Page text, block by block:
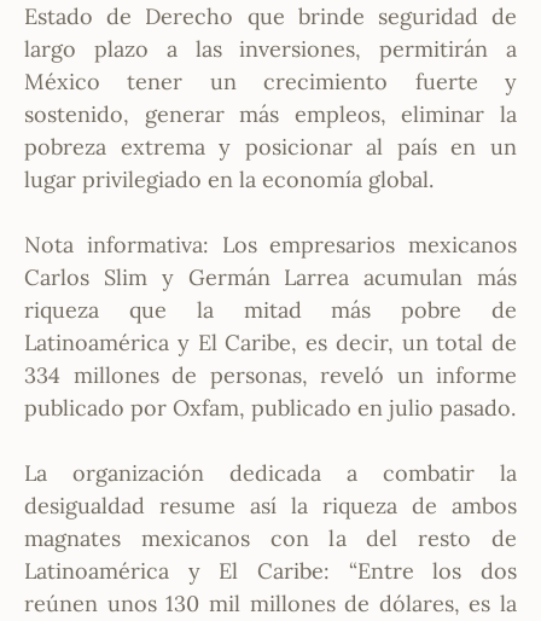
Estado de Derecho que brinde seguridad de
largo plazo a las inversiones, permitirán a
México tener un crecimiento fuerte y
sostenido, generar más empleos, eliminar la
pobreza extrema y posicionar al país en un
lugar privilegiado en la economía global.
Nota informativa: Los empresarios mexicanos
Carlos Slim y Germán Larrea acumulan más
riqueza que la mitad más pobre de
Latinoamérica y El Caribe, es decir, un total de
334 millones de personas, reveló un informe
publicado por Oxfam, publicado en julio pasado.
La organización dedicada a combatir la
desigualdad resume así la riqueza de ambos
magnates mexicanos con la del resto de
Latinoamérica y El Caribe: “Entre los dos
reúnen unos 130 mil millones de dólares, es la